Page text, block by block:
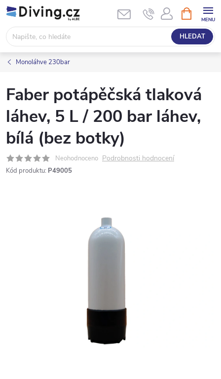
Přejít
na
obsah
HLEDAT
NÁKUPNÍ
KOŠÍK
Monoláhve 230bar
Faber potápěčská tlaková
láhev, 5 L / 200 bar láhev,
bílá (bez botky)
Neohodnoceno Podrobnosti hodnocení
Kód produktu: P49005